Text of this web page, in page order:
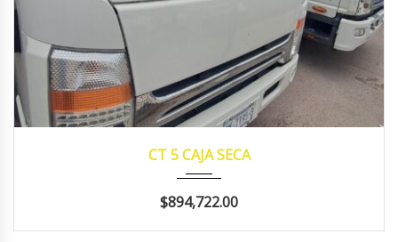
CT 5 CAJA SECA
$894,722.00